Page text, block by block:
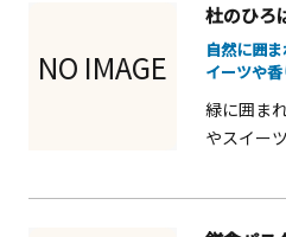
り、買い
ったり過
NO IMAGE
杜のひろ
自然に囲
イーツや
緑に囲ま
やスイー
やすく、